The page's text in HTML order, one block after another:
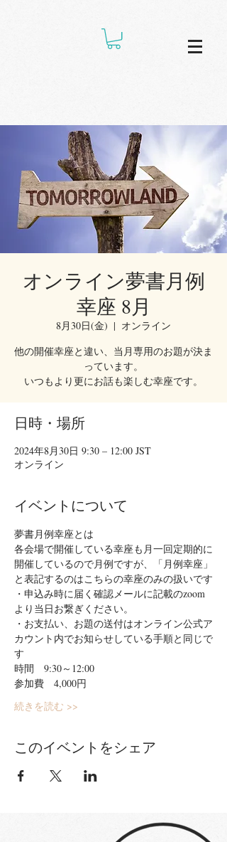
オンライン夢書月例
幸座 8月
8月30日(金)
  |
オンライン
他の開催幸座と違い、当月専用のお題が決ま
っています。
いつもより更にお話も楽しむ幸座です。
日時・場所
2024年8月30日 9:30 – 12:00 JST
オンライン
イベントについて
夢書月例幸座とは
各会場で開催している幸座も月一回定期的に
開催しているので月例ですが、「月例幸座」
と表記するのはこちらの幸座のみの扱いです
・申込み時に届く確認メールに記載のzoom
より当日お繋ぎください。
・お支払い、お題の送付はオンライン公式ア
カウント内でお知らせしている手順と同じで
す
時間　9:30～12:00
参加費　4,000円
続きを読む >>
このイベントをシェア